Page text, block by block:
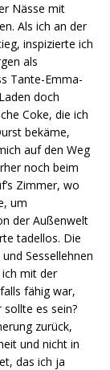
Nässe mit
Als ich an der
inspizierte ich
als
Tante-Emma-
doch
Coke, die ich
bekäme,
auf den Weg
noch beim
Zimmer, wo
um
der Außenwelt
tadellos. Die
Sessellehnen
mit der
fähig war,
es sein?
zurück,
und nicht in
das ich ja